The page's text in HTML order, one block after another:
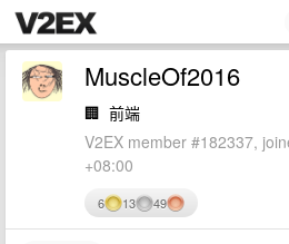
MuscleOf2016
🏢 前端
V2EX member #182337,
+08:00
6 13 49